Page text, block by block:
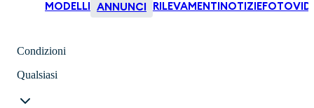
MODELLI ANNUNCI RILEVAMENTI NOTIZIE FOTO
Condizioni
Qualsiasi